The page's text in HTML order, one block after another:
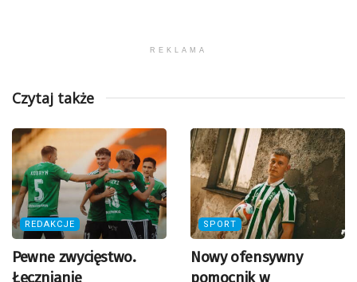
REKLAMA
Czytaj także
REDAKCJE
Pewne zwycięstwo.
Łęcznianie
SPORT
Nowy ofensywny
pomocnik w